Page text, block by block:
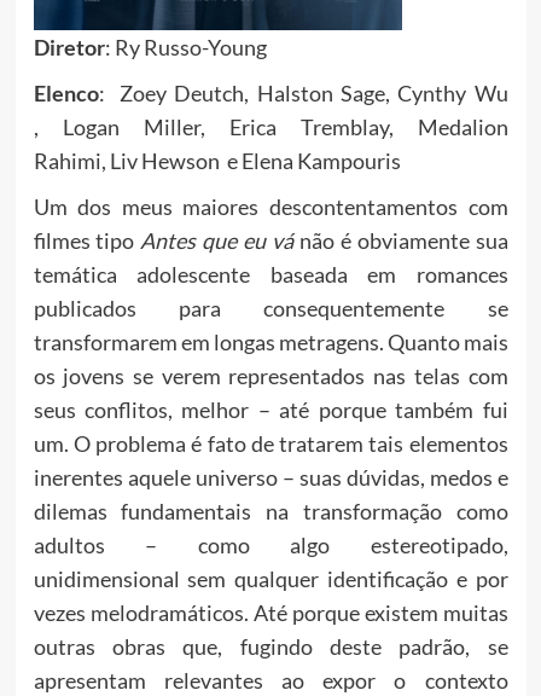
Diretor: Ry Russo-Young
Elenco: Zoey Deutch, Halston Sage, Cynthy Wu
, Logan Miller, Erica Tremblay, Medalion
Rahimi, Liv Hewson e Elena Kampouris
Um dos meus maiores descontentamentos com
filmes tipo Antes que eu vánão é obviamente sua
temática adolescente baseada em romances
publicados para consequentemente se
transformarem em longas metragens. Quanto mais
os jovens se verem representados nas telas com
seus conflitos, melhor – até porque também fui
um. O problema é fato de tratarem tais elementos
inerentes aquele universo – suas dúvidas, medos e
dilemas fundamentais na transformação como
adultos – como algo estereotipado,
unidimensional sem qualquer identificação e por
vezes melodramáticos. Até porque existem muitas
outras obras que, fugindo deste padrão, se
apresentam relevantes ao expor o contexto